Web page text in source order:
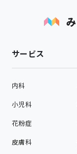
サービス
内科
小児科
花粉症
皮膚科